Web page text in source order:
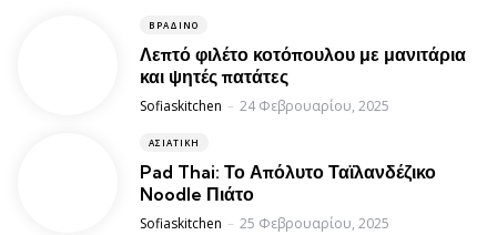
ΒΡΑΔΙΝΌ
Λεπτό φιλέτο κοτόπουλου με μανιτάρια
και ψητές πατάτες
Posted
Sofiaskitchen 24 Φεβρουαρίου, 2025
ΑΣΙΑΤΙΚΉ
Pad Thai: Το Απόλυτο Ταϊλανδέζικο
Noodle Πιάτο
Posted
Sofiaskitchen 25 Φεβρουαρίου, 2025